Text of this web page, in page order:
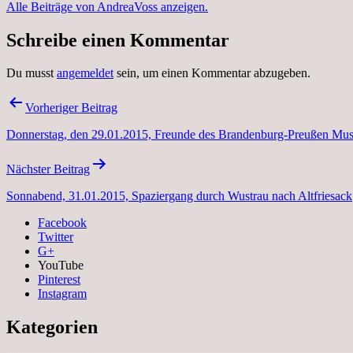
Alle Beiträge von AndreaVoss anzeigen.
Schreibe einen Kommentar
Du musstangemeldetsein, um einen Kommentar abzugeben.
Beitragsnavigation
Vorheriger Beitrag
Donnerstag, den 29.01.2015, Freunde des Brandenburg-Preußen
Nächster Beitrag
Sonnabend, 31.01.2015, Spaziergang durch Wustrau nach Altfriesack
Facebook
Twitter
G+
YouTube
Pinterest
Instagram
Kategorien